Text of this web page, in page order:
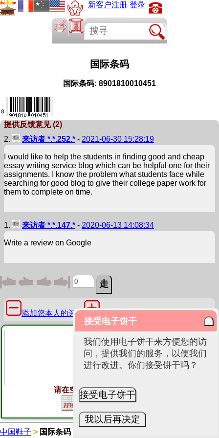
新客户注册 登录
国际条码
国际条码: 8901810010451
提供反馈意见 (2)
2.
来访者 *.*.252.* - 2021-06-30 15:28:19
I would like to help the students in finding good and cheap
essay writing service blog which can be helpful one for their
assignments. I know the problem what students face while
searching for good blog to give their college paper work for
them to complete on time.
1. 来访者 *.*.147.* - 2020-06-13 14:08:34
Write a review on Google
添加您本人的评说
请在空格里打入以下安全字符串:
中国鞋子 > 国际条码
接受电子饼干
我们使用电子饼干来方便您的访
问，提供我们的服务，以便我们
进行改进。你们接受饼干吗？
接受电子饼干
我以后再决定